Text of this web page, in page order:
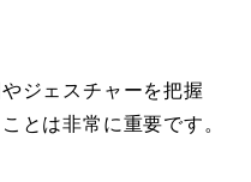
ジェスチャーを把握
とは非常に重要です。